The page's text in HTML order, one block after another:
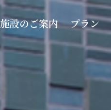
施設のご案内 プラン